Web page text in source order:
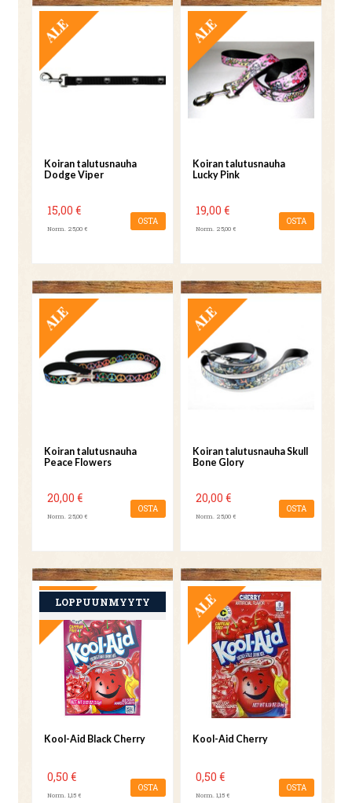
TARJOUS
Koiran talutusnauha
Dodge Viper
15,00 €
Norm. 25,00 €
OSTA
TARJOUS
Koiran talutusnauha
Lucky Pink
19,00 €
Norm. 25,00 €
OSTA
TARJOUS
Koiran talutusnauha
Peace Flowers
20,00 €
Norm. 25,00 €
OSTA
TARJOUS
Koiran talutusnauha Skull
Bone Glory
20,00 €
Norm. 25,00 €
OSTA
Kool-Aid Black Cherry
0,50 €
Norm. 1,15 €
OSTA
TARJOUS
Kool-Aid Cherry
0,50 €
Norm. 1,15 €
OSTA